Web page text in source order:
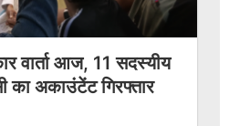
वार्ता आज, 11 सदस्यीय
का अकाउंटेंट गिरफ्तार